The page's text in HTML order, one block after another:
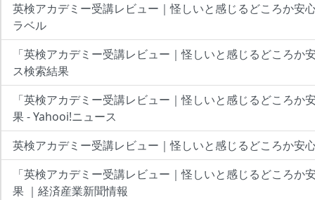
英検アカデミー受講レビュー｜怪しいと感じるどころか安
ラベル
「英検アカデミー受講レビュー｜怪しいと感じるどころか
ス検索結果
「英検アカデミー受講レビュー｜怪しいと感じるどころか
果 - Yahooi!ニュース
英検アカデミー受講レビュー｜怪しいと感じるどころか安
「英検アカデミー受講レビュー｜怪しいと感じるどころか
果 ｜経済産業新聞情報